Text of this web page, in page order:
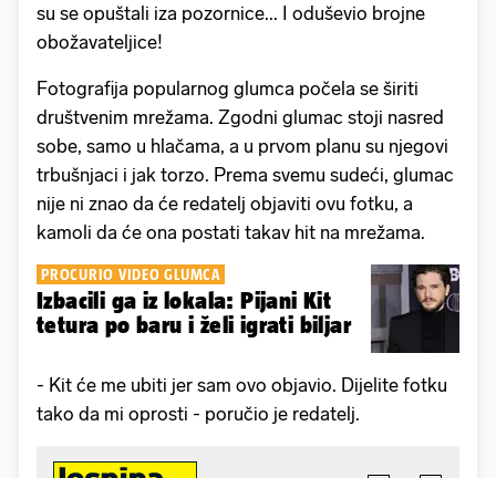
su se opuštali iza pozornice... I oduševio brojne
obožavateljice!
Fotografija popularnog glumca počela se širiti
društvenim mrežama. Zgodni glumac stoji nasred
sobe, samo u hlačama, a u prvom planu su njegovi
trbušnjaci i jak torzo. Prema svemu sudeći, glumac
nije ni znao da će redatelj objaviti ovu fotku, a
kamoli da će ona postati takav hit na mrežama.
PROCURIO VIDEO GLUMCA
Izbacili ga iz lokala: Pijani Kit
tetura po baru i želi igrati biljar
- Kit će me ubiti jer sam ovo objavio. Dijelite fotku
tako da mi oprosti - poručio je redatelj.